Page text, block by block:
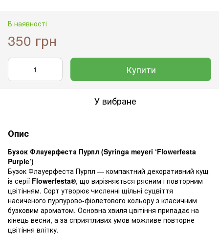
В наявності
350 грн
Купити
У вибране
Опис
Бузок Флауерфеста Пурпл (Syringa meyeri ‘Flowerfesta
Purple’)
Бузок Флауерфеста Пурпл — компактний декоративний кущ
із серії Flowerfesta®, що вирізняється рясним і повторним
цвітінням. Сорт утворює численні щільні суцвіття
насиченого пурпурово-фіолетового кольору з класичним
бузковим ароматом. Основна хвиля цвітіння припадає на
кінець весни, а за сприятливих умов можливе повторне
цвітіння влітку.